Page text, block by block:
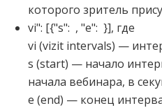
которого зритель
vi": [{"s": , "e": }], где
vi (vizit intervals) —
s (start) — начало
начала вебинара, в
e (end) — конец